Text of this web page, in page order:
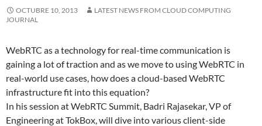
OCTUBRE 10, 2013
LATEST NEWS FROM CLOUD COMPUTING
JOURNAL
WebRTC as a technology for real-time communication is
gaining a lot of traction and as we move to using WebRTC in
real-world use cases, how does a cloud-based WebRTC
infrastructure fit into this equation?
In his session at WebRTC Summit, Badri Rajasekar, VP of
Engineering at TokBox, will dive into various client-side